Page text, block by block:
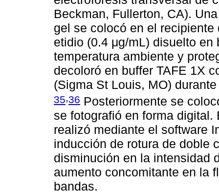
Beckman, Fullerton, CA).
gel se colocó en el
etidio (0.4 μg/mL) disuelto en
temperatura ambiente y
decoloró en buffer TAFE 1X
(Sigma St Louis, MO)
35,36 Posteriormente se
se fotografió en forma
realizó mediante el software
inducción de rotura de doble
disminución en la intensidad
aumento concomitante en la
bandas.